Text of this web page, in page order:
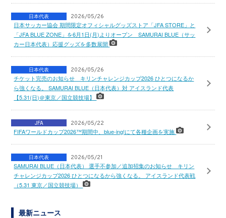
日本代表 2026/05/26
日本サッカー協会 期間限定オフィシャルグッズストア「JFA STORE」と
「JFA BLUE ZONE」を6月1日(月)よりオープン SAMURAI BLUE（サッ
カー日本代表）応援グッズを多数展開
日本代表 2026/05/26
チケット完売のお知らせ キリンチャレンジカップ2026 ひとつになるか
ら強くなる。 SAMURAI BLUE（日本代表）対 アイスランド代表
【5.31(日)＠東京／国立競技場】
JFA 2026/05/22
FIFAワールドカップ2026™期間中、blue-ing!にて各種企画を実施
日本代表 2026/05/21
SAMURAI BLUE（日本代表） 選手不参加／追加招集のお知らせ キリン
チャレンジカップ2026 ひとつになるから強くなる。 アイスランド代表戦
（5.31 東京／国立競技場）
最新ニュース